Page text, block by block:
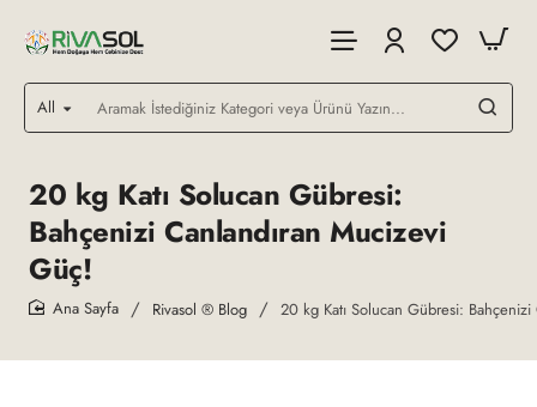
All
Aramak
İstediğiniz
veya
Ürünü
Yazın...
20 kg Katı Solucan Gübresi:
Bahçenizi Canlandıran Mucizevi
Güç!
Rivasol ® Blog 20 kg Katı Solucan Gübresi: